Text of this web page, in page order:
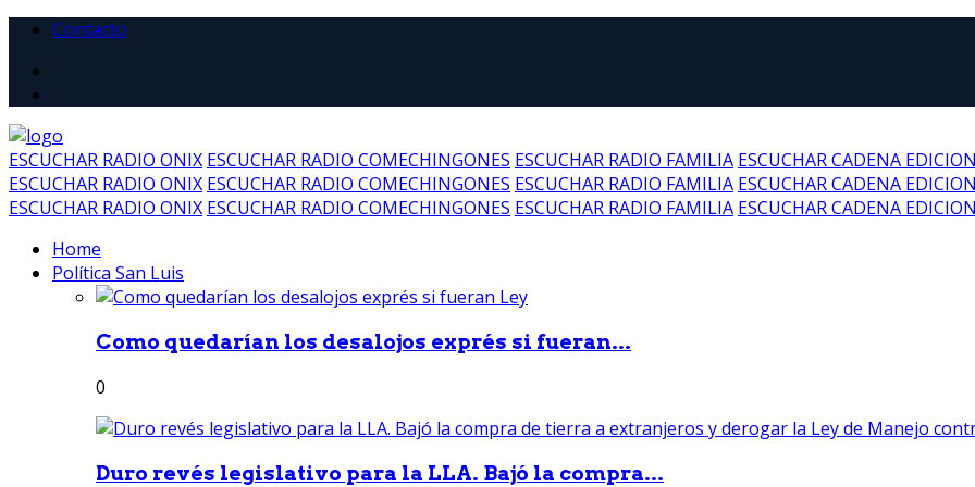
Contacto
ESCUCHAR RADIO ONIX ESCUCHAR RADIO COMECHINGONES ESCUCHAR RADIO FAMILIA ESCUCHAR CADENA EDICION
ESCUCHAR RADIO ONIX ESCUCHAR RADIO COMECHINGONES ESCUCHAR RADIO FAMILIA ESCUCHAR CADENA EDICION
ESCUCHAR RADIO ONIX ESCUCHAR RADIO COMECHINGONES ESCUCHAR RADIO FAMILIA ESCUCHAR CADENA EDICION
Home
Política San Luis
Como quedarían los desalojos exprés si fueran...
0
Duro revés legislativo para la LLA. Bajó la compra...